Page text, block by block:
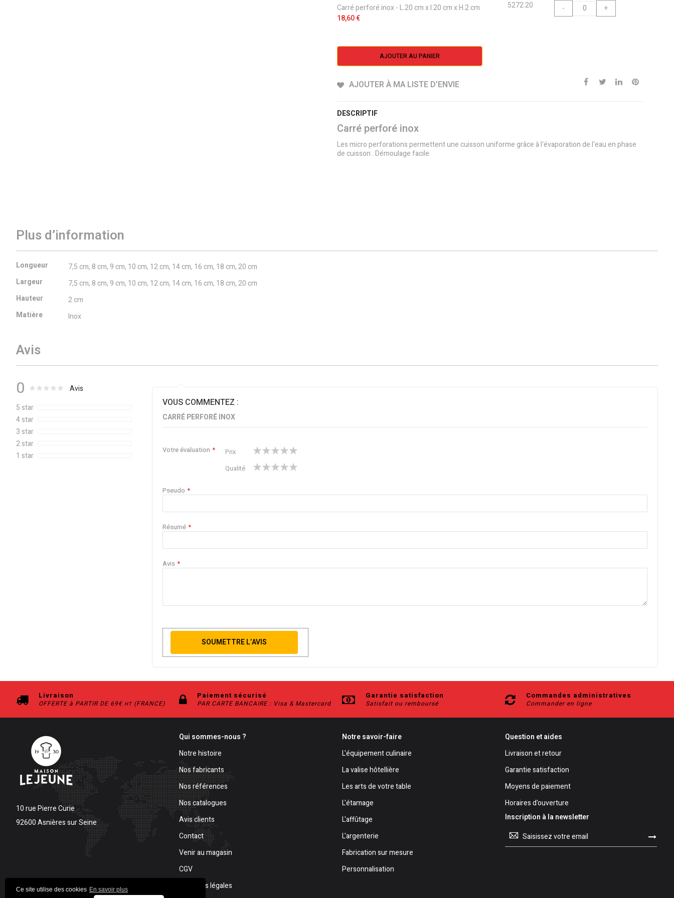
Ce site utilise des cookies En savoir plus
Carré perforé inox - L.20 cm x l.20 cm x H.2 cm
18,60 €
5272.20 - +
AJOUTER AU PANIER
AJOUTER À MA LISTE D’ENVIE
DESCRIPTIF
Carré perforé inox
Les micro perforations permettent une cuisson uniforme grâce à l'évaporation de l'eau en phase
de cuisson . Démoulage facile
Plus d’information
Plus
d’information
Longueur
7,5 cm, 8 cm, 9 cm, 10 cm, 12 cm, 14 cm, 16 cm, 18 cm, 20 cm
Largeur
7,5 cm, 8 cm, 9 cm, 10 cm, 12 cm, 14 cm, 16 cm, 18 cm, 20 cm
Hauteur
2 cm
Matière
Inox
Avis
0 Évaluation : % of100
Avis
5 star
4 star
3 star
2 star
1 star
VOUS COMMENTEZ :
CARRÉ PERFORÉ INOX
Votre évaluation Prix
1
star
2
stars
3
stars
4
stars
5
stars
Qualité
1
star
2
stars
3
stars
4
stars
5
stars
Pseudo
Résumé
Avis
SOUMETTRE L’AVIS
Livraison
OFFERTE à PARTIR DE 69€ HT(FRANCE)
Paiement sécurisé
PAR CARTE BANCAIRE : Visa & Mastercard
Garantie satisfaction
Satisfait ou remboursé
Commandes administratives
Commander en ligne
10 rue Pierre Curie
92600 Asnières sur Seine
Qui sommes-nous ?
Notre histoire
Nos fabricants
Nos références
Nos catalogues
Avis clients
Contact
Venir au magasin
CGV
Mentions légales
Notre savoir-faire
L'équipement culinaire
La valise hôtellière
Les arts de votre table
L'étamage
L'affûtage
L'argenterie
Fabrication sur mesure
Personnalisation
Question et aides
Livraison et retour
Garantie satisfaction
Moyens de paiement
Horaires d'ouverture
Inscription à la newsletter
Inscription
notre